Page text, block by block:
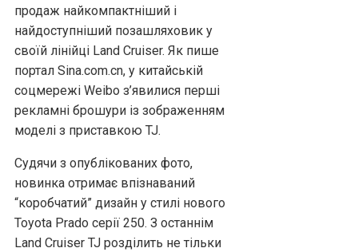
продаж найкомпактніший і
найдоступніший позашляховик у
своїй лінійці Land Cruiser. Як пише
портал Sina.com.cn, у китайській
соцмережі Weibo з’явилися перші
рекламні брошури із зображенням
моделі з приставкою TJ.
Судячи з опублікованих фото,
новинка отримає впізнаваний
“коробчатий” дизайн у стилі нового
Toyota Prado серії 250. З останнім
Land Cruiser TJ розділить не тільки